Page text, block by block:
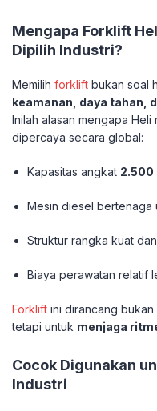
Mengapa Forklift
Dipilih Industri?
Memilih forklift bukan soal
keamanan, daya tahan,
Inilah alasan mengapa
dipercaya secara global:
Kapasitas angkat 2.500
Mesin diesel
Struktur rangka kuat
Biaya perawatan relatif
Forklift ini dirancang bukan
tetapi untuk menjaga
Cocok Digunakan
Industri